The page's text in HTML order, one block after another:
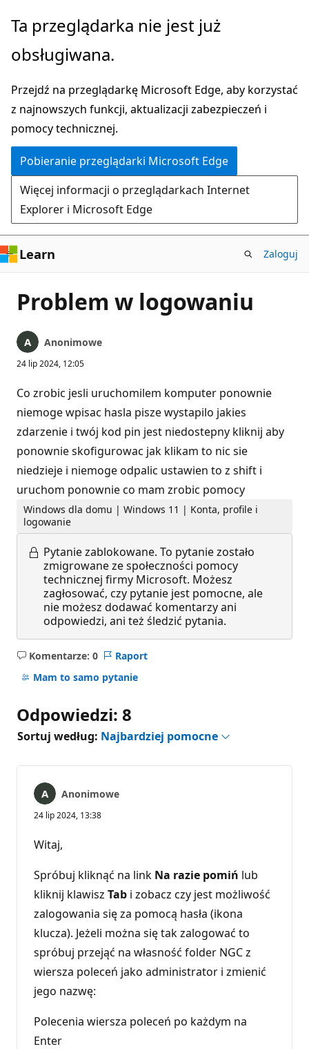
Przejdź
głównej
Ta przeglądarka nie jest już
obsługiwana.
Przejdź na przeglądarkę Microsoft Edge, aby korzystać
z najnowszych funkcji, aktualizacji zabezpieczeń i
pomocy technicznej.
Pobieranie przeglądarki Microsoft Edge
Więcej informacji o przeglądarkach Internet
Explorer i Microsoft Edge
Learn Zaloguj
Problem w logowaniu
Anonimowe
24 lip 2024, 12:05
Co zrobic jesli uruchomilem komputer ponownie
niemoge wpisac hasla pisze wystapilo jakies
zdarzenie i twój kod pin jest niedostepny kliknij aby
ponownie skofigurowac jak klikam to nic sie
niedzieje i niemoge odpalic ustawien to z shift i
uruchom ponownie co mam zrobic pomocy
Windows dla domu | Windows 11 | Konta, profile i
logowanie
Pytanie zablokowane. To pytanie zostało
zmigrowane ze społeczności pomocy
technicznej firmy Microsoft. Możesz
zagłosować, czy pytanie jest pomocne, ale
nie możesz dodawać komentarzy ani
odpowiedzi, ani też śledzić pytania.
Komentarze: 0
Brak
komentarzy
Raport
Mam to samo pytanie
Odpowiedzi: 8
Sortuj według: Najbardziej pomocne
Anonimowe
24 lip 2024, 13:38
Witaj,
Spróbuj kliknąć na link Na razie pomiń lub
kliknij klawisz Tab i zobacz czy jest możliwość
zalogowania się za pomocą hasła (ikona
klucza). Jeżeli można się tak zalogować to
spróbuj przejąć na własność folder NGC z
wiersza poleceń jako administrator i zmienić
jego nazwę:
Polecenia wiersza poleceń po każdym na
Enter